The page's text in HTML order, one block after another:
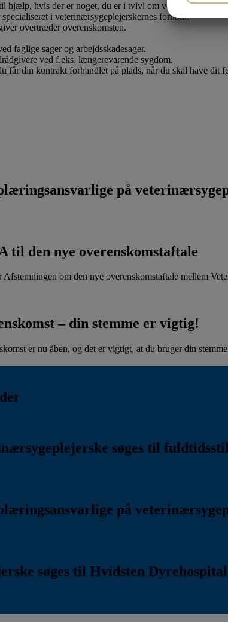
hjælp, hvis der er noget, du er i tvivl om vedr. dine løn-
i veterinærsygeplejerskernes forhold.
overtræder overenskomsten.
faglige sager og arbejdsskadesager.
ved f.eks. længerevarende sygdom.
får din kontrakt forhandlet på plads, når du skal have dit
på
til den nye overenskomstaftale
om den nye overenskomstaftale mellem
– din stemme er vigtig!
er nu åben, og det er vigtigt, at du bruger din
søges til
på
søges til Hvidsten Dyrehospital